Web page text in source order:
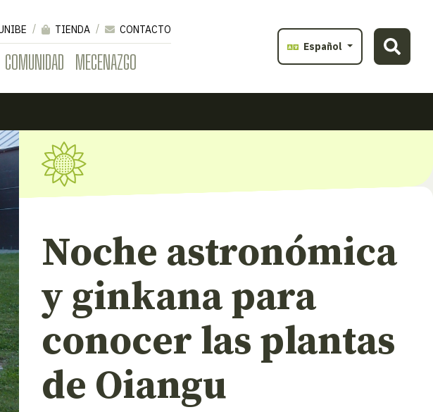
COMUNIDAD MECENAZGO
TIENDA
CONTACTO
Español
Noche astronómica
y ginkana para
conocer las plantas
de Oiangu